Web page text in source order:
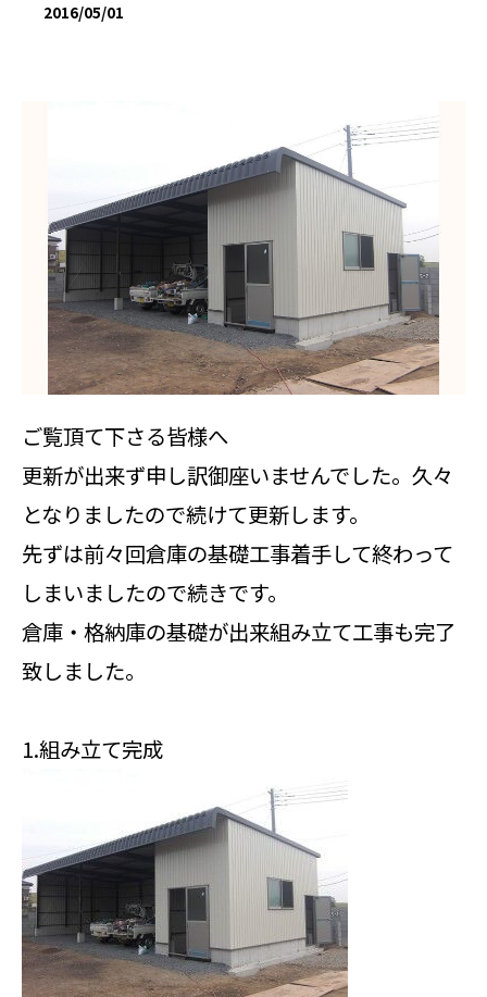
2016/05/01
ご覧頂て下さる皆様へ
更新が出来ず申し訳御座いませんでした。久々
となりましたので続けて更新します。
先ずは前々回倉庫の基礎工事着手して終わって
しまいましたので続きです。
倉庫・格納庫の基礎が出来組み立て工事も完了
致しました。
1.組み立て完成